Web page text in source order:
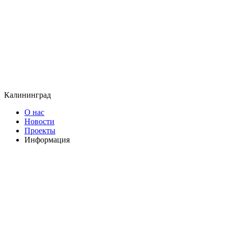
Калининград
О нас
Новости
Проекты
Информация